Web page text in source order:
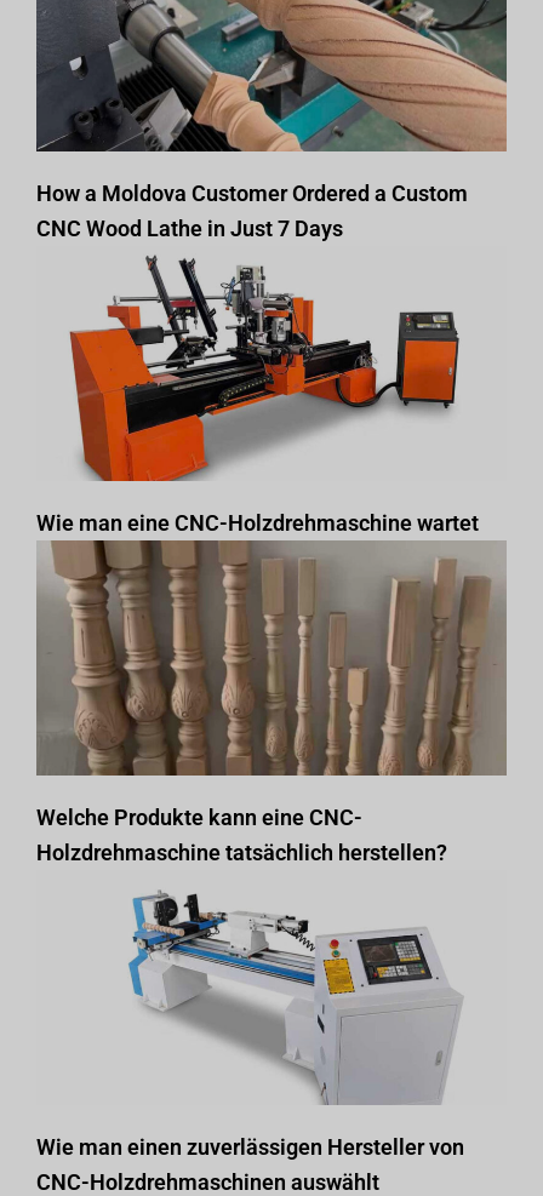
How a Moldova Customer Ordered a Custom
CNC Wood Lathe in Just 7 Days
Wie man eine CNC-Holzdrehmaschine wartet
Welche Produkte kann eine CNC-
Holzdrehmaschine tatsächlich herstellen?
Wie man einen zuverlässigen Hersteller von
CNC-Holzdrehmaschinen auswählt